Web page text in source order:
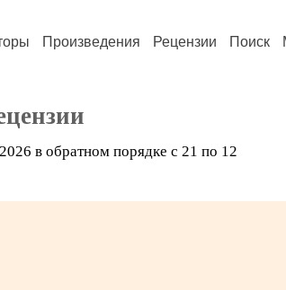
Произведения Рецензии Поиск
в обратном порядке с 21 по 12